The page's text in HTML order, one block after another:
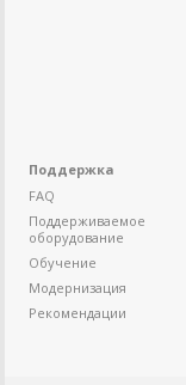
Поддержка
FAQ
Поддерживаемое
оборудование
Обучение
Модернизация
Рекомендации